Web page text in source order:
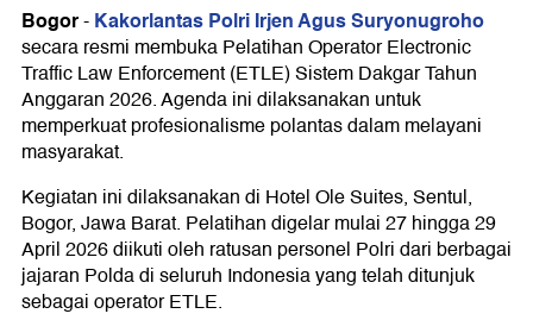
Bogor-Kakorlantas Polri Irjen Agus Suryonugroho
secara resmi membuka Pelatihan Operator Electronic
Traffic Law Enforcement (ETLE) Sistem Dakgar Tahun
Anggaran 2026. Agenda ini dilaksanakan untuk
memperkuat profesionalisme polantas dalam melayani
masyarakat.
Kegiatan ini dilaksanakan di Hotel Ole Suites, Sentul,
Bogor, Jawa Barat. Pelatihan digelar mulai 27 hingga 29
April 2026 diikuti oleh ratusan personel Polri dari berbagai
jajaran Polda di seluruh Indonesia yang telah ditunjuk
sebagai operator ETLE.